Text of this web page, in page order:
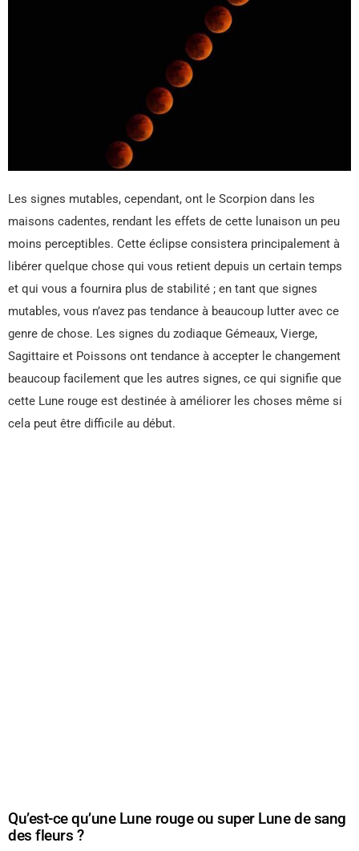
Les signes mutables, cependant, ont le Scorpion dans les
maisons cadentes, rendant les effets de cette lunaison un peu
moins perceptibles. Cette éclipse consistera principalement à
libérer quelque chose qui vous retient depuis un certain temps
et qui vous a fournira plus de stabilité ; en tant que signes
mutables, vous n’avez pas tendance à beaucoup lutter avec ce
genre de chose. Les signes du zodiaque Gémeaux, Vierge,
Sagittaire et Poissons ont tendance à accepter le changement
beaucoup facilement que les autres signes, ce qui signifie que
cette Lune rouge est destinée à améliorer les choses même si
cela peut être difficile au début.
Qu’est-ce qu’une Lune rouge ou super Lune de sang
des fleurs ?